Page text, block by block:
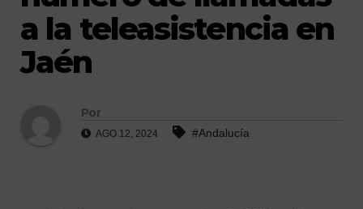
a la teleasistencia en
Jaén
Por
AGO 12, 2024 #Andalucía